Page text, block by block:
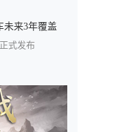
未来3年覆盖
式发布